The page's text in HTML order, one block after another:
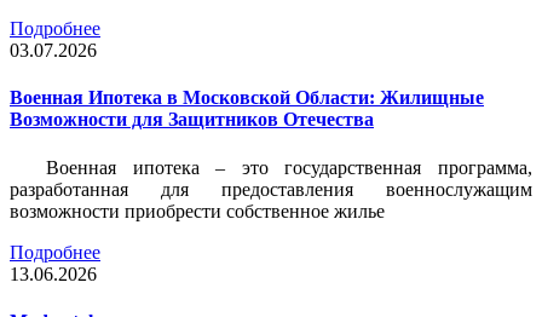
Подробнее
03.07.2026
Военная Ипотека в Московской Области: Жилищные
Возможности для Защитников Отечества
Военная ипотека – это государственная программа,
разработанная для предоставления военнослужащим
возможности приобрести собственное жилье
Подробнее
13.06.2026